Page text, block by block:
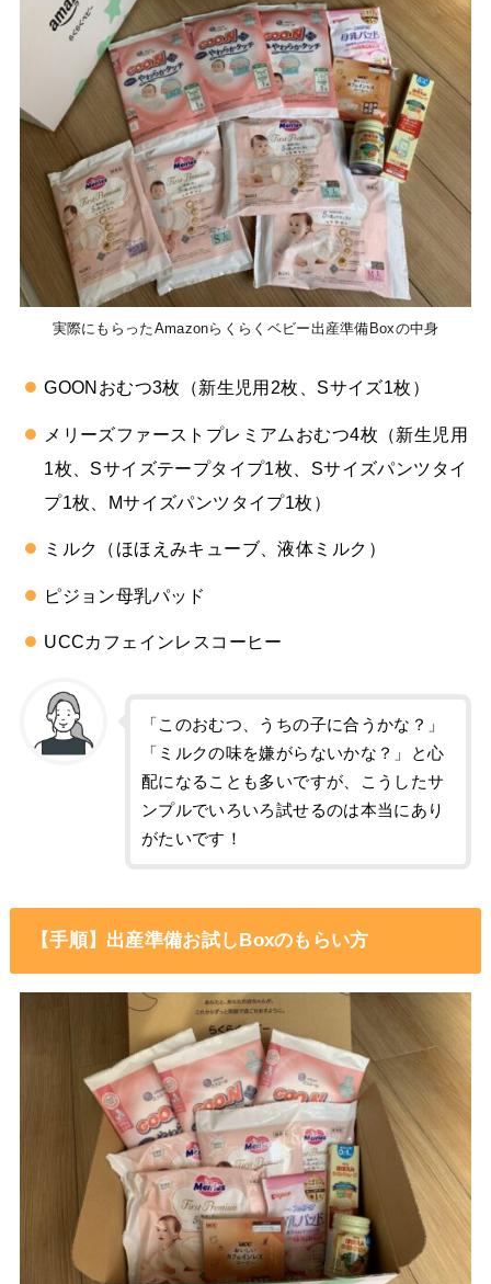
実際にもらったAmazonらくらくベビー出産準備Boxの中身
GOONおむつ3枚（新生児用2枚、Sサイズ1枚）
メリーズファーストプレミアムおむつ4枚（新生児用
1枚、Sサイズテープタイプ1枚、Sサイズパンツタイ
プ1枚、Mサイズパンツタイプ1枚）
ミルク（ほほえみキューブ、液体ミルク）
ピジョン母乳パッド
UCCカフェインレスコーヒー
「このおむつ、うちの子に合うかな？」
「ミルクの味を嫌がらないかな？」と心
配になることも多いですが、こうしたサ
ンプルでいろいろ試せるのは本当にあり
がたいです！
【手順】出産準備お試しBoxのもらい方